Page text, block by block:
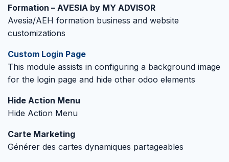
Formation – AVESIA by MY ADVISOR
Avesia/AEH formation business and website
customizations
Custom Login Page
This module assists in configuring a background image
for the login page and hide other odoo elements
Hide Action Menu
Hide Action Menu
Carte Marketing
Générer des cartes dynamiques partageables